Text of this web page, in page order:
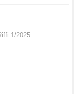
1/2025